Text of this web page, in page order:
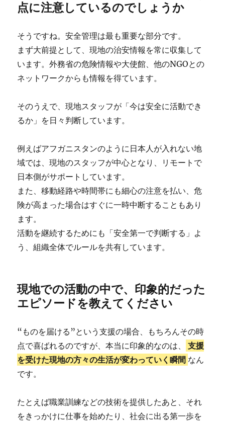
点に注意しているのでしょうか
そうですね。安全管理は最も重要な部分です。
まず大前提として、現地の治安情報を常に収集して
います。外務省の危険情報や大使館、他のNGOとの
ネットワークからも情報を得ています。
そのうえで、現地スタッフが「今は安全に活動でき
るか」を日々判断しています。
例えばアフガニスタンのように日本人が入れない地
域では、現地のスタッフが中心となり、リモートで
日本側がサポートしています。
また、移動経路や時間帯にも細心の注意を払い、危
険が高まった場合はすぐに一時中断することもあり
ます。
活動を継続するためにも「安全第一で判断する」よ
う、組織全体でルールを共有しています。
現地での活動の中で、印象的だった
エピソードを教えてください
“ものを届ける”という支援の場合、もちろんその時
点で喜ばれるのですが、本当に印象的なのは、
支援
を受けた現地の方々の生活が変わっていく瞬間 なん
です。
たとえば職業訓練などの技術を提供したあと、それ
をきっかけに仕事を始めたり、社会に出る第一歩を